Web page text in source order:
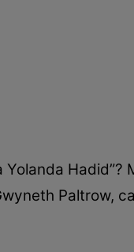
Paltrow,